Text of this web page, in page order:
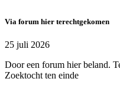
Via forum hier terechtgekomen
25 juli 2026
Door een forum hier beland.
Zoektocht ten einde